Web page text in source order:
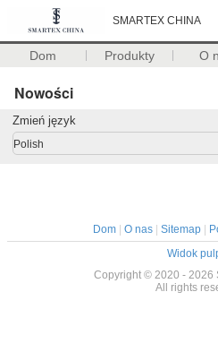
SMARTEX CHINA
Dom Produkty O
Nowości
Zmień język
Polish
Dom| O nas| Sitemap|
Widok
Copyright © 2020 - 2026
All rights